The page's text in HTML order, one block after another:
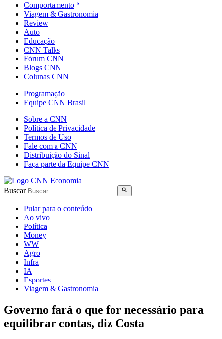
Comportamento
Viagem & Gastronomia
Review
Auto
Educação
CNN Talks
Fórum CNN
Blogs CNN
Colunas CNN
Programação
Equipe CNN Brasil
Sobre a CNN
Política de Privacidade
Termos de Uso
Fale com a CNN
Distribuição do Sinal
Faça parte da Equipe CNN
Buscar
Pular para o conteúdo
Ao vivo
Política
Money
WW
Agro
Infra
IA
Esportes
Viagem & Gastronomia
Governo fará o que for necessário para
equilibrar contas, diz Costa